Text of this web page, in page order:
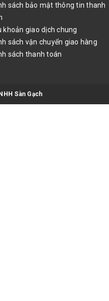
sách bảo mật thông tin thanh
khoản giao dịch chung
sách vận chuyển giao hàng
sách thanh toán
Sàn Gạch